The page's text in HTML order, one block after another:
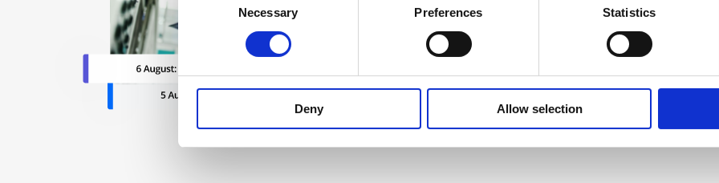
o
n
s
e
Necessary Preferences Statistics
Deny Allow selection
Frigjør tid i HR/lønn for
støtte andre viktige
verdi og